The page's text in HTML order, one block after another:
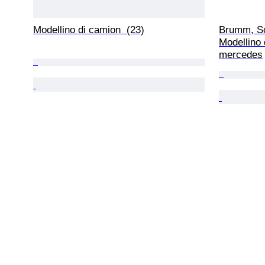
Modellino di camion  (23)
Brumm,
mercedes